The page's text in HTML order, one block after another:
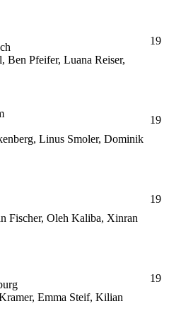
Ben Pfeifer, Luana Reiser,
19
Linus Smoler, Dominik
19
Fischer, Oleh Kaliba, Xinran
19
Emma Steif, Kilian
19